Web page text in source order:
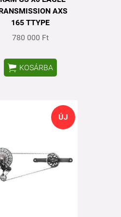
AXS
165 TTYPE
780 000 Ft
 KOSÁRBA
ÚJ